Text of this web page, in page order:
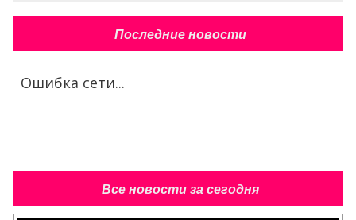
Последние новости
Ошибка сети...
Все новости за сегодня